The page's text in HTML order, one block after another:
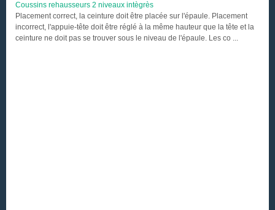
Coussins rehausseurs 2 niveaux intègrès
Placement correct, la ceinture doit être placée sur l'épaule. Placement
incorrect, l'appuie-tête doit être réglé à la même hauteur que la tête et la
ceinture ne doit pas se trouver sous le niveau de l'épaule. Les co ...